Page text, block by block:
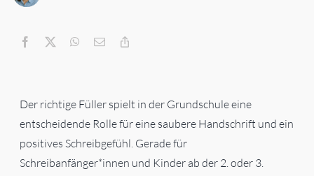
Der richtige Füller spielt in der Grundschule eine
entscheidende Rolle für eine saubere Handschrift und ein
positives Schreibgefühl. Gerade für
Schreibanfänger*innen und Kinder ab der 2. oder 3.